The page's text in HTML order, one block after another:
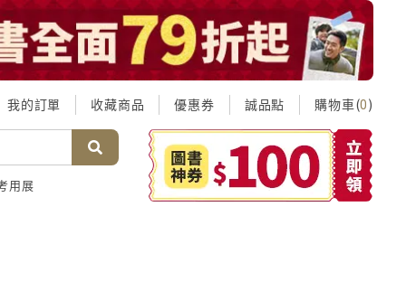
我的訂單 收藏商品 優惠券 誠品點 購物車(0)
用展